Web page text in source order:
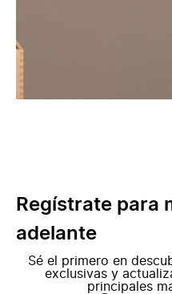
Regístrate para
adelante
Sé el primero en
exclusivas y
principales